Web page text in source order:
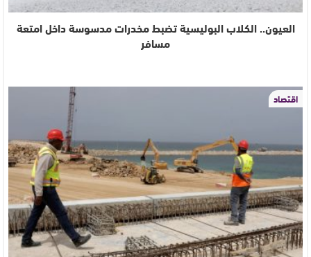
العيون.. الكلاب البوليسية تضبط مخدرات مدسوسة داخل امتعة
مسافر
اقتصاد